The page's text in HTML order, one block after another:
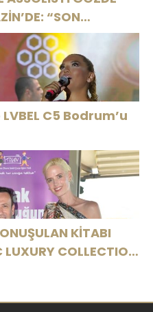
“SON
OLACAĞIM!”
C5 Bodrum’u
KİTABI
COLLECTION